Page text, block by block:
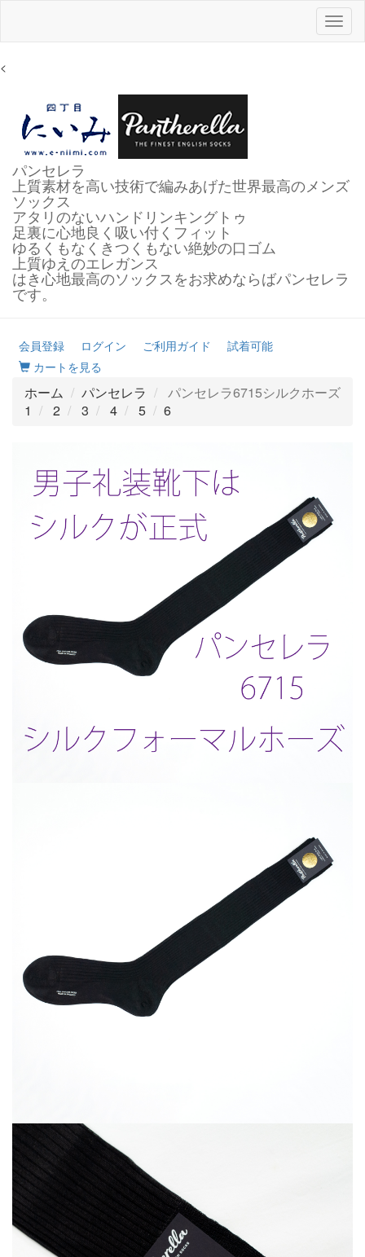
<
パンセレラ
上質素材を高い技術で編みあげた世界最高のメンズ
ソックス
アタリのないハンドリンキングトゥ
足裏に心地良く吸い付くフィット
ゆるくもなくきつくもない絶妙の口ゴム
上質ゆえのエレガンス
はき心地最高のソックスをお求めならばパンセレラ
です。
会員登録 ログイン ご利用ガイド
試着可能
カートを見る
ホーム パンセレラ
パンセレラ6715シルクホーズ
1
2 3 4 5 6